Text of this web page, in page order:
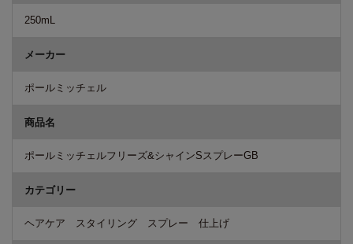
250mL
メーカー
ポールミッチェル
商品名
ポールミッチェルフリーズ&シャインSスプレーGB
カテゴリー
ヘアケア スタイリング スプレー 仕上げ